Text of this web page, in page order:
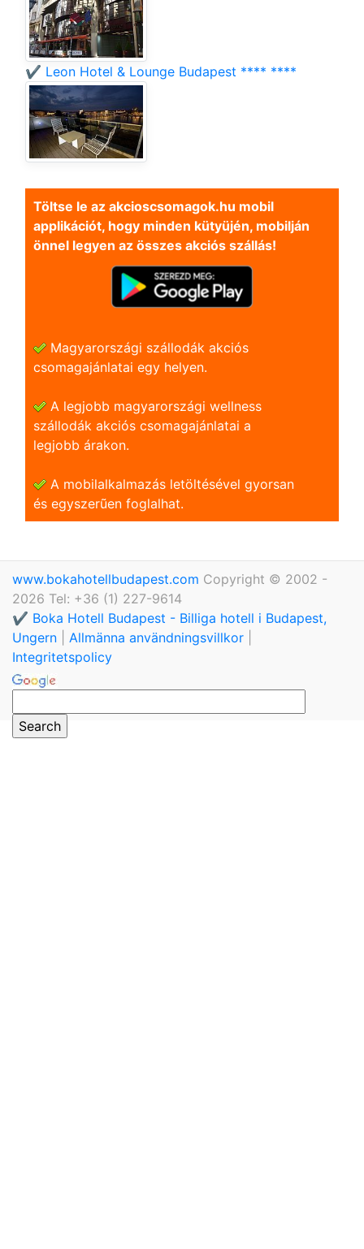
✔️ Leon Hotel & Lounge Budapest **** ****
Töltse le az akcioscsomagok.hu mobil
applikációt, hogy minden kütyüjén, mobilján
önnel legyen az összes akciós szállás!
Magyarországi szállodák akciós
csomagajánlatai egy helyen.
A legjobb magyarországi wellness
szállodák akciós csomagajánlatai a
legjobb árakon.
A mobilalkalmazás letöltésével gyorsan
és egyszerũen foglalhat.
www.bokahotellbudapest.com Copyright © 2002 -
2026 Tel: +36 (1) 227-9614
✔️ Boka Hotell Budapest - Billiga hotell i Budapest,
Ungern
Allmänna användningsvillkor
Integritetspolicy